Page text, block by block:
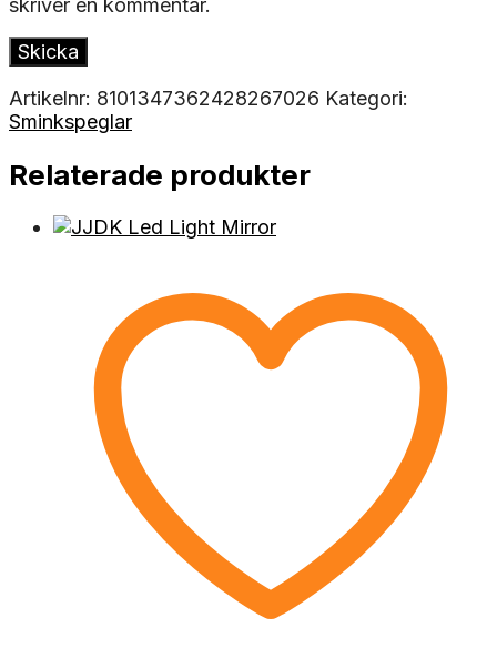
skriver en kommentar.
Artikelnr: 8101347362428267026 Kategori:
Sminkspeglar
Relaterade produkter